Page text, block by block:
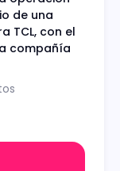
de una
TCL, con el
compañía